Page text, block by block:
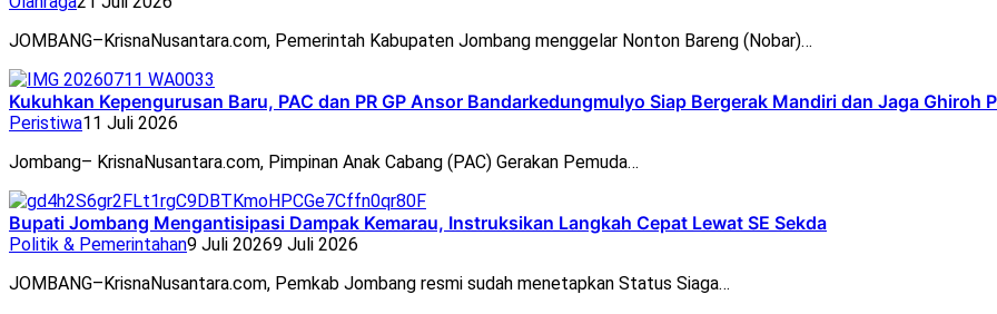
JOMBANG–KrisnaNusantara.com, Pemerintah Kabupaten Jombang menggelar Nonton Bareng (Nobar)…
Kukuhkan Kepengurusan Baru, PAC dan PR GP Ansor Bandarkedungmulyo Siap Bergerak Mandiri dan Jaga Ghiroh
Peristiwa11 Juli 2026
Jombang– KrisnaNusantara.com, Pimpinan Anak Cabang (PAC) Gerakan Pemuda…
Bupati Jombang Mengantisipasi Dampak Kemarau, Instruksikan Langkah Cepat Lewat SE Sekda
Politik & Pemerintahan9 Juli 20269 Juli 2026
JOMBANG–KrisnaNusantara.com, Pemkab Jombang resmi sudah menetapkan Status Siaga…